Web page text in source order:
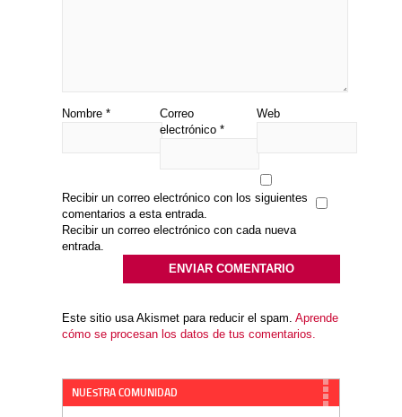
Nombre *
Correo
electrónico *
Web
Recibir un correo electrónico con los siguientes
comentarios a esta entrada.
Recibir un correo electrónico con cada nueva
entrada.
Este sitio usa Akismet para reducir el spam. Aprende
cómo se procesan los datos de tus comentarios.
NUESTRA COMUNIDAD